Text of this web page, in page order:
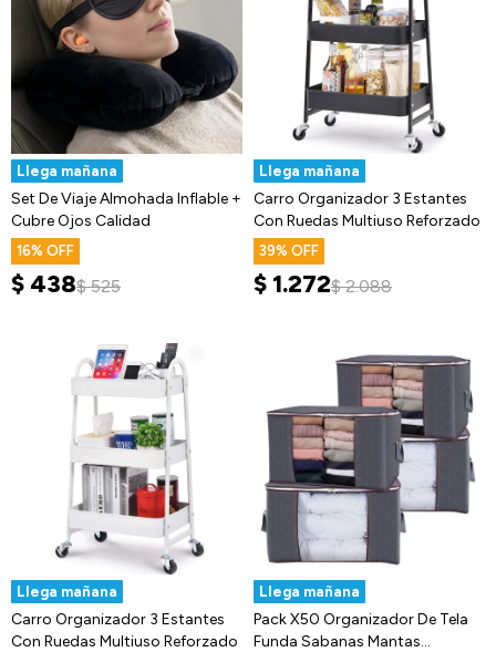
Llega mañana
Set De Viaje Almohada Inflable +
Cubre Ojos Calidad
16
$ 438$ 525
Llega mañana
Carro Organizador 3 Estantes
Con Ruedas Multiuso Reforzado
39
$ 1.272$ 2.088
Llega mañana
Carro Organizador 3 Estantes
Con Ruedas Multiuso Reforzado
Llega mañana
Pack X50 Organizador De Tela
Funda Sabanas Mantas